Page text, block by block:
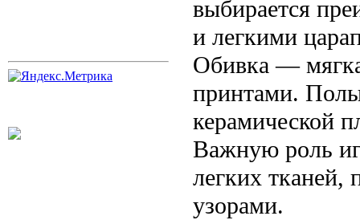
выбирается
и легкими
Обивка —
принтами.
керамической
Важную роль
легких тканей,
узорами.